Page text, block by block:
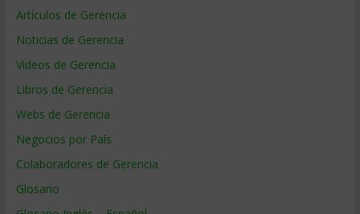
Artículos de Gerencia
Noticias de Gerencia
Videos de Gerencia
Libros de Gerencia
Webs de Gerencia
Negocios por País
Colaboradores de Gerencia
Glosario